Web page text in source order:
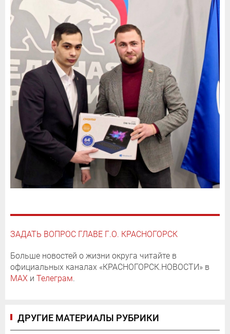
ЗАДАТЬ ВОПРОС ГЛАВЕ Г.О. КРАСНОГОРСК
Больше новостей о жизни округа читайте в
официальных каналах «КРАСНОГОРСК.НОВОСТИ» в
MAX и Телеграм.
ДРУГИЕ МАТЕРИАЛЫ РУБРИКИ